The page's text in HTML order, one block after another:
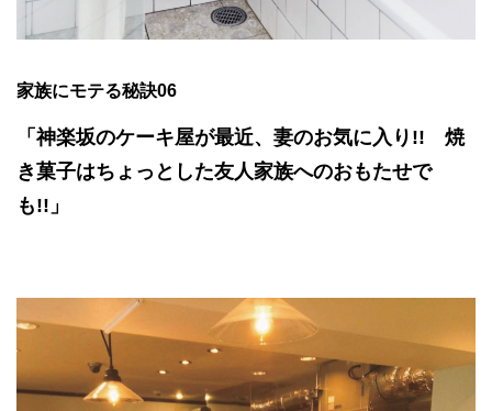
家族にモテる秘訣06
「神楽坂のケーキ屋が最近、妻のお気に入り!! 焼
き菓子はちょっとした友人家族へのおもたせで
も!!」